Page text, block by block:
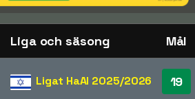
Liga och säsong Mål
Ligat HaAl 2025/2026 19